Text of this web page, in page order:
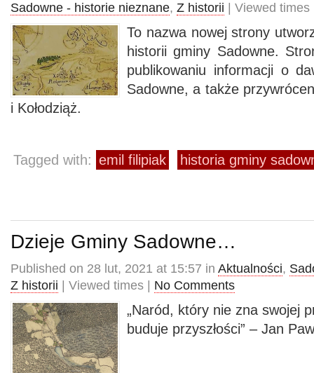
Sadowne - historie nieznane, Z historii | Viewed
To nazwa nowej strony
historii gminy Sadowne.
publikowaniu informacji o
Sadowne, a także
i Kołodziąż.
Tagged with: emil filipiak historia gminy
Dzieje Gminy Sadowne…
Published on 28 lut, 2021 at 15:57 in Aktualności,
Z historii | Viewed times | No Comments
„Naród, który nie zna swojej
buduje przyszłości” – Jan